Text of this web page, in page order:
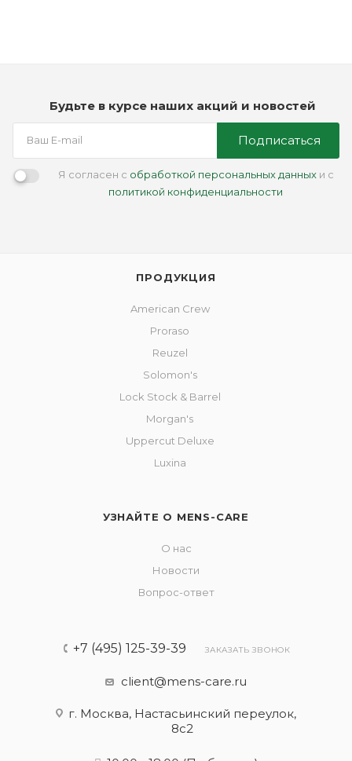
Будьте в курсе наших акций и новостей
Подписаться
Я согласен с обработкой персональных данныхи с
политикой конфиденциальности
ПРОДУКЦИЯ
American Crew
Proraso
Reuzel
Solomon's
Lock Stock & Barrel
Morgan's
Uppercut Deluxe
Luxina
УЗНАЙТЕ О MENS-CARE
О нас
Новости
Вопрос-ответ
+7 (495) 125-39-39 ЗАКАЗАТЬ ЗВОНОК
client@mens-care.ru
г. Москва, Настасьинский переулок,
8с2